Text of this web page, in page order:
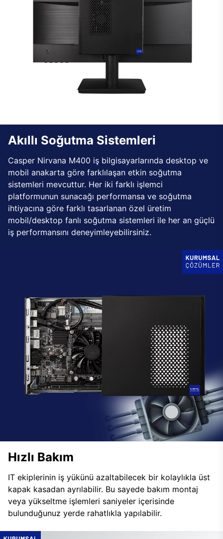
Akıllı Soğutma Sistemleri
Casper Nirvana M400 iş bilgisayarlarında desktop ve
mobil anakarta göre farklılaşan etkin soğutma
sistemleri mevcuttur. Her iki farklı işlemci
platformunun sunacağı performansa ve soğutma
ihtiyacına göre farklı tasarlanan özel üretim
mobil/desktop fanlı soğutma sistemleri ile her an güçlü
iş performansını deneyimleyebilirsiniz.
Hızlı Bakım
IT ekiplerinin iş yükünü azaltabilecek bir kolaylıkla üst
kapak kasadan ayrılabilir. Bu sayede bakım montaj
veya yükseltme işlemleri saniyeler içerisinde
bulunduğunuz yerde rahatlıkla yapılabilir.